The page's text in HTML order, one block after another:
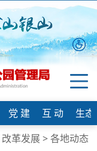
党 建 互 动
生
改革发展>各地动态